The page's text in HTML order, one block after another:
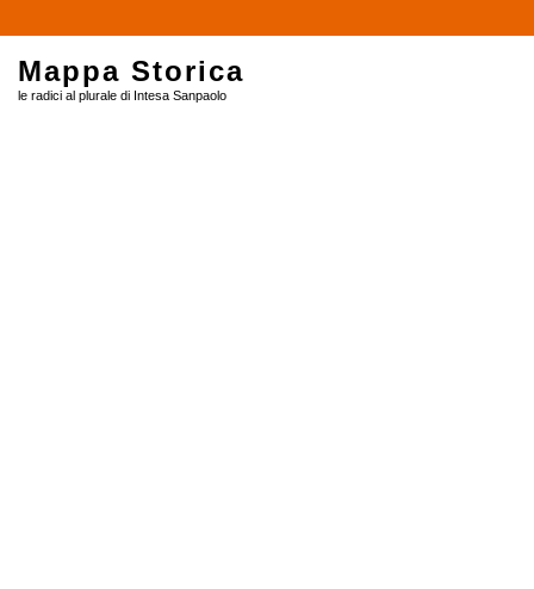
Mappa Storica
le radici al plurale di Intesa Sanpaolo